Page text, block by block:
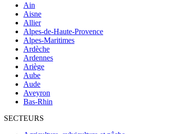
Ain
Aisne
Allier
Alpes-de-Haute-Provence
Alpes-Maritimes
Ardèche
Ardennes
Ariège
Aube
Aude
Aveyron
Bas-Rhin
SECTEURS